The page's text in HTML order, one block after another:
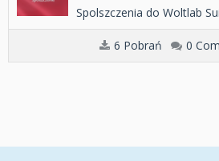
Spolszczenia do Woltlab
6 Pobrań 0